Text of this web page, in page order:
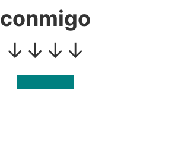
conmigo
↓↓↓↓